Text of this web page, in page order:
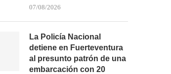
07/08/2026
La Policía Nacional
detiene en Fuerteventura
al presunto patrón de una
embarcación con 20